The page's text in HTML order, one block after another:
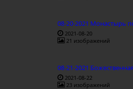
08-20-2021 Монастырь
2021-08-20
21 изображений
08-21-2021
2021-08-22
23 изображений